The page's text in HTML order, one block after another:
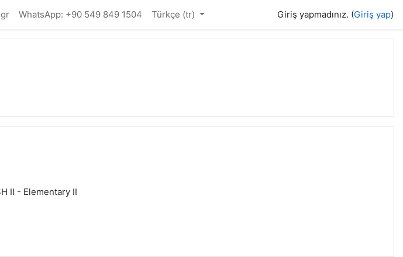
WhatsApp: +90 549 849 1504 Türkçe ‎(tr)‎ Giriş yapmadınız. (Giriş yap)
II - Elementary II